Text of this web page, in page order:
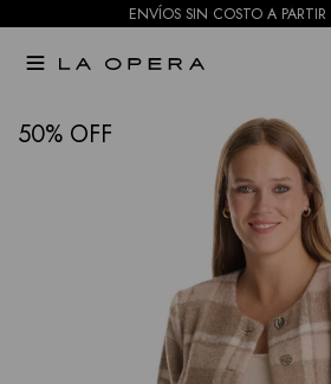
ENVÍOS SIN COSTO A

50 NOTIFICARME